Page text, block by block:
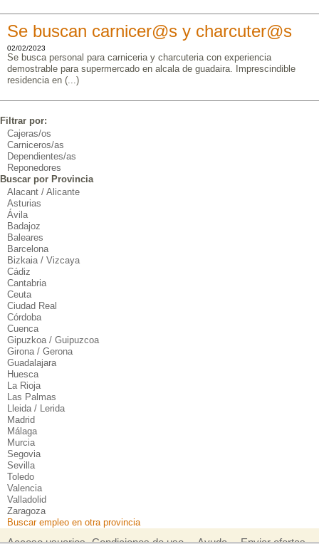
Se buscan carnicer@s y charcuter@s
02/02/2023
Se busca personal para carniceria y charcuteria con experiencia
demostrable para supermercado en alcala de guadaira. Imprescindible
residencia en (...)
Filtrar por:
Cajeras/os
Carniceros/as
Dependientes/as
Reponedores
Buscar por Provincia
Alacant / Alicante
Asturias
Ávila
Badajoz
Baleares
Barcelona
Bizkaia / Vizcaya
Cádiz
Cantabria
Ceuta
Ciudad Real
Córdoba
Cuenca
Gipuzkoa / Guipuzcoa
Girona / Gerona
Guadalajara
Huesca
La Rioja
Las Palmas
Lleida / Lerida
Madrid
Málaga
Murcia
Segovia
Sevilla
Toledo
Valencia
Valladolid
Zaragoza
Buscar empleo en otra provincia